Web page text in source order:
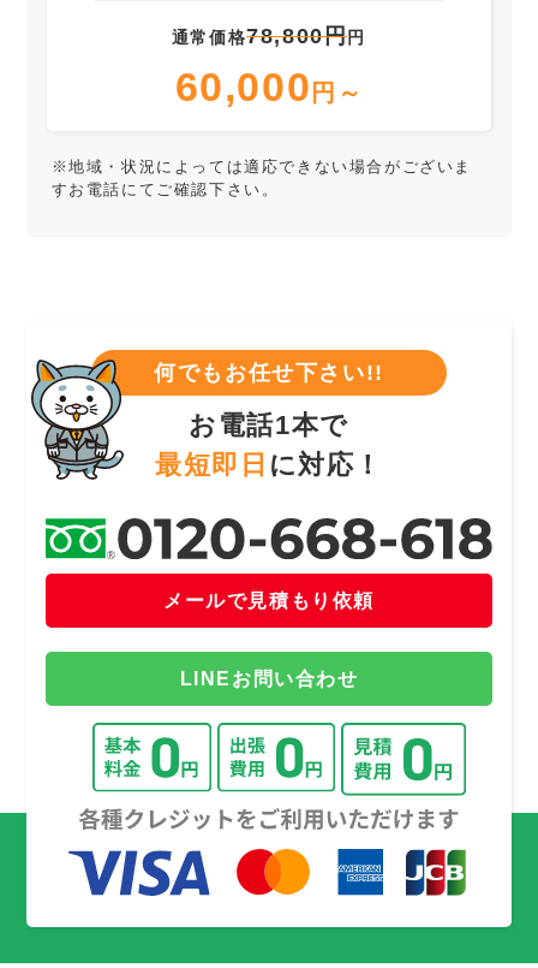
通常価格78,800円円
60,000 円～
※地域・状況によっては適応できない場合がございま
すお電話にてご確認下さい。
何でもお任せ下さい!!
お電話1本で
最短即日 に対応！
メールで見積もり依頼
LINEお問い合わせ